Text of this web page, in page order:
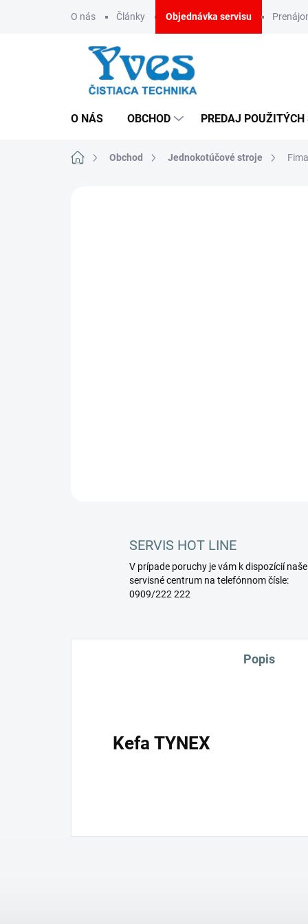
O nás Články Objednávka servisu
O NÁS OBCHOD PREDAJ POUŽITÝCH
DomovObchod Jednokotúčové stroje
SERVIS HOT LINE
V prípade poruchy je vám k dispozícií naše
servisné centrum na telefónnom čísle:
0909/222 222
Popis
Kefa TYNEX